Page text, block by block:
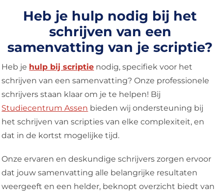
Heb je hulp nodig bij het
schrijven van een
samenvatting van je scriptie?
Heb je hulp bij scriptie nodig, specifiek voor het
schrijven van een samenvatting? Onze professionele
schrijvers staan klaar om je te helpen! Bij
Studiecentrum Assen bieden wij ondersteuning bij
het schrijven van scripties van elke complexiteit, en
dat in de kortst mogelijke tijd.
Onze ervaren en deskundige schrijvers zorgen ervoor
dat jouw samenvatting alle belangrijke resultaten
weergeeft en een helder, beknopt overzicht biedt van